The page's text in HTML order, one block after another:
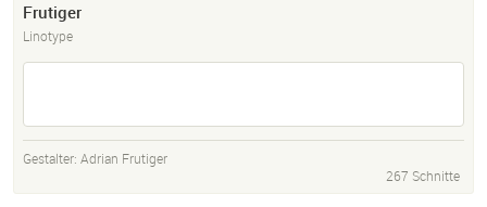
Frutiger
Linotype
Gestalter: Adrian Frutiger
267 Schnitte